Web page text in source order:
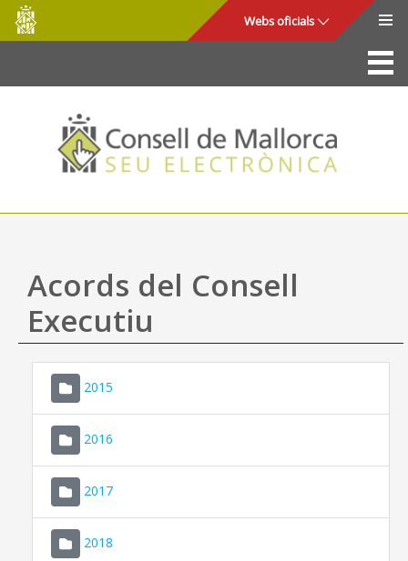
Salta al contingut principal
Consell
de
Mallorca
Webs oficials
La Seu
Consell de Mallorca
Accés i seguretat
Utilitats
Ajuda
Acords del Consell
Executiu
2015
2016
2017
2018